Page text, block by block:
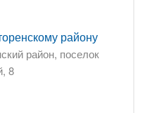
району
район, поселок
8